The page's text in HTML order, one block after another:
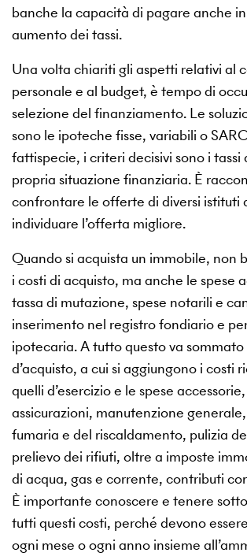
banche la capacità di pagare anche
aumento dei tassi.
Una volta chiariti gli aspetti relativi al
personale e al budget, è tempo di
selezione del finanziamento. Le
sono le ipoteche fisse, variabili o
fattispecie, i criteri decisivi sono i tassi
propria situazione finanziaria. È
confrontare le offerte di diversi istituti
individuare l’offerta migliore.
Quando si acquista un immobile, non
i costi di acquisto, ma anche le spese
tassa di mutazione, spese notarili e
inserimento nel registro fondiario e
ipotecaria. A tutto questo va
d’acquisto, a cui si aggiungono i costi
quelli d’esercizio e le spese
assicurazioni, manutenzione
fumaria e del riscaldamento, pulizia
prelievo dei rifiuti, oltre a imposte
di acqua, gas e corrente, contributi
È importante conoscere e tenere
tutti questi costi, perché devono
ogni mese o ogni anno insieme